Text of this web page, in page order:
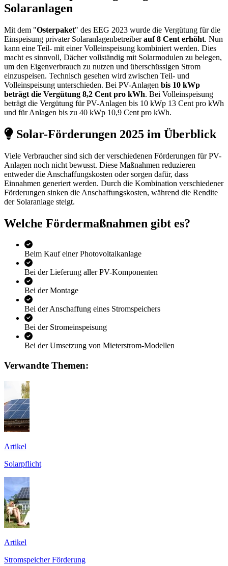
Solaranlagen
Mit dem "Osterpaket" des EEG 2023 wurde die Vergütung für die
Einspeisung privater Solaranlagenbetreiberauf 8 Cent erhöht. Nun
kann eine Teil- mit einer Volleinspeisung kombiniert werden. Dies
macht es sinnvoll, Dächer vollständig mit Solarmodulen zu belegen,
um den Eigenverbrauch zu nutzen und überschüssigen Strom
einzuspeisen. Technisch gesehen wird zwischen Teil- und
Volleinspeisung unterschieden. Bei PV-Anlagen bis 10 kWp
beträgt die Vergütung 8,2 Cent pro kWh. Bei Volleinspeisung
beträgt die Vergütung für PV-Anlagen bis 10 kWp 13 Cent pro kWh
und für Anlagen bis zu 40 kWp 10,9 Cent pro kWh.
Solar-Förderungen 2025 im Überblick
Viele Verbraucher sind sich der verschiedenen Förderungen für PV-
Anlagen noch nicht bewusst. Diese Maßnahmen reduzieren
entweder die Anschaffungskosten oder sorgen dafür, dass
Einnahmen generiert werden. Durch die Kombination verschiedener
Förderungen sinken die Anschaffungskosten, während die Rendite
der Solaranlage steigt.
Welche Fördermaßnahmen gibt es?
Beim Kauf einer Photovoltaikanlage
Bei der Lieferung aller PV-Komponenten
Bei der Montage
Bei der Anschaffung eines Stromspeichers
Bei der Stromeinspeisung
Bei der Umsetzung von Mieterstrom-Modellen
Verwandte Themen:
Artikel
Solarpflicht
Artikel
Stromspeicher Förderung